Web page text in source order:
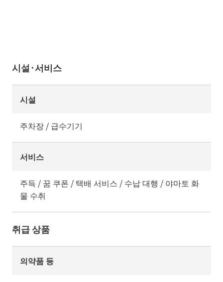
시설·서비스
시설
주차장 / 급수기기
서비스
주득 / 꿈 쿠폰 / 택배 서비스 / 수납 대행 / 야마토 화
물 수취
취급 상품
의약품 등